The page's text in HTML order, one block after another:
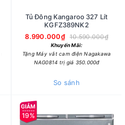
Tủ Đông Kangaroo 327 Lít
KGFZ389NK2
8.990.000₫
10.590.000₫
Khuyến Mãi:
Tặng Máy vắt cam điện Nagakawa
NAG0814 trị giá 350.000đ
So sánh
19%